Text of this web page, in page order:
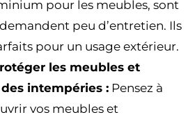
pour les meubles, sont
peu d’entretien. Ils
pour un usage extérieur.
les meubles et
intempéries : Pensez à
vos meubles et